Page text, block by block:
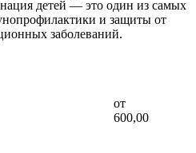
детей — это один из самых
и защиты от
заболеваний.
от
600,00